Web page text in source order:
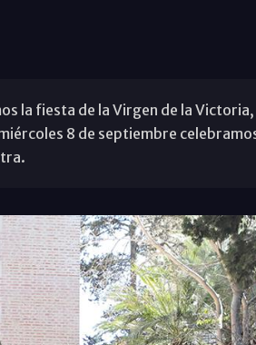
la fiesta de la Virgen de la
8 de septiembre